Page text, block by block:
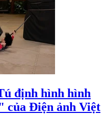
định hình hình
của Điện ảnh Việt